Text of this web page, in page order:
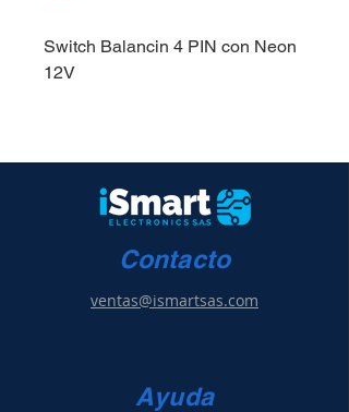
Switch Balancin 4 PIN con Neon
12V
Contacto
ventas@ismartsas.com
Ayuda